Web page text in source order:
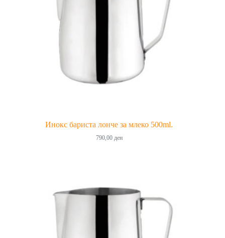
Инокс бариста лонче за млеко 500ml.
790,00 ден